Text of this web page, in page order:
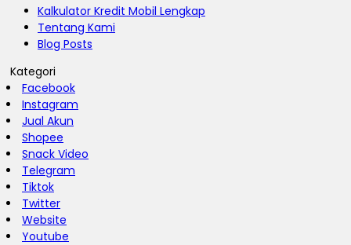
Kalkulator Kredit Mobil Lengkap
Tentang Kami
Blog Posts
Kategori
Facebook
Instagram
Jual Akun
Shopee
Snack Video
Telegram
Tiktok
Twitter
Website
Youtube